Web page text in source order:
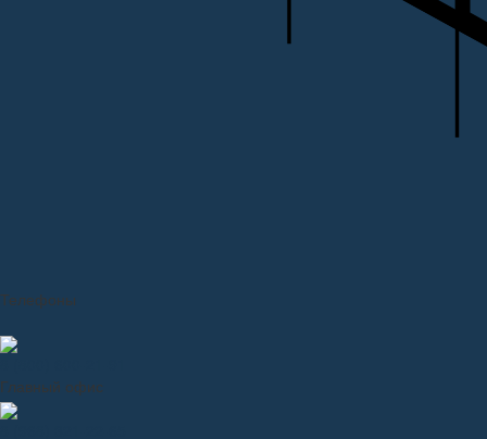
Телефоны
Главный офис